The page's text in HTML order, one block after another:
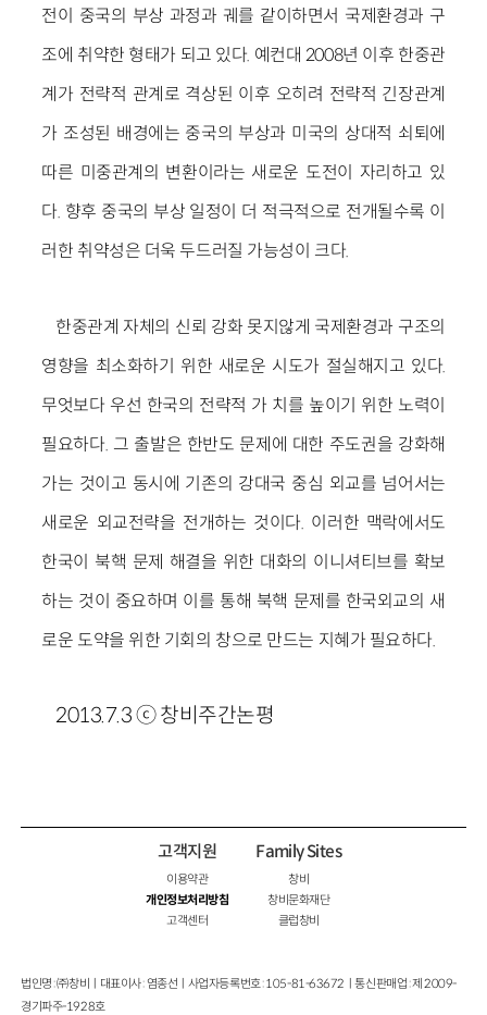
전이 중국의 부상 과정과 궤를 같이하면서 국제환경과 구
조에 취약한 형태가 되고 있다. 예컨대 2008년 이후 한중관
계가 전략적 관계로 격상된 이후 오히려 전략적 긴장관계
가 조성된 배경에는 중국의 부상과 미국의 상대적 쇠퇴에
따른 미중관계의 변환이라는 새로운 도전이 자리하고 있
다. 향후 중국의 부상 일정이 더 적극적으로 전개될수록 이
러한 취약성은 더욱 두드러질 가능성이 크다.
한중관계 자체의 신뢰 강화 못지않게 국제환경과 구조의
영향을 최소화하기 위한 새로운 시도가 절실해지고 있다.
무엇보다 우선 한국의 전략적 가 치를 높이기 위한 노력이
필요하다. 그 출발은 한반도 문제에 대한 주도권을 강화해
가는 것이고 동시에 기존의 강대국 중심 외교를 넘어서는
새로운 외교전략을 전개하는 것이다. 이러한 맥락에서도
한국이 북핵 문제 해결을 위한 대화의 이니셔티브를 확보
하는 것이 중요하며 이를 통해 북핵 문제를 한국외교의 새
로운 도약을 위한 기회의 창으로 만드는 지혜가 필요하다.
2013.7.3 ⓒ 창비주간논평
고객지원
이용약관
개인정보처리방침
고객센터
Family Sites
창비
창비문화재단
클럽창비
법인명 : ㈜창비ㅣ대표이사 : 염종선ㅣ사업자등록번호 : 105-81-63672ㅣ통신판매업 : 제 2009-
경기파주-1928호